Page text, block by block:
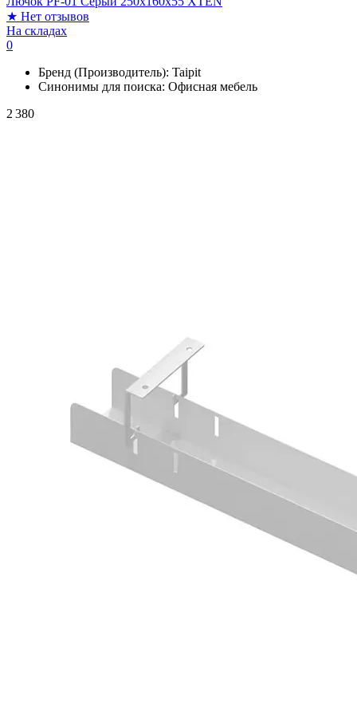
★ Нет отзывов
На складах
0
Бренд (Производитель): Taipit
Синонимы для поиска: Офисная мебель
2 380